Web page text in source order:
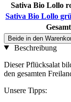
Sativa Bio Lollo
Sativa Bio Lollo
Beide in den
Beschreibung
Dieser Pflücksalat
den gesamten
Unsere Tipps: